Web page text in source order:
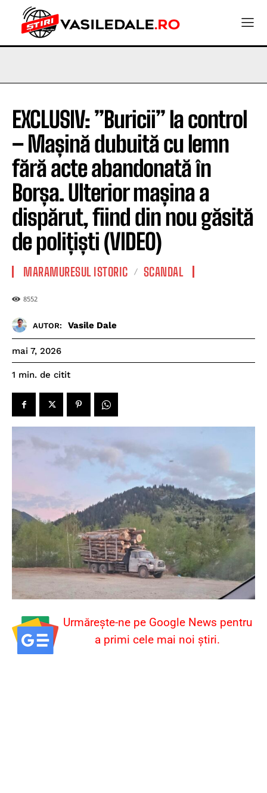
EXCLUSIV: ”Buricii” la control
– Mașină dubuită cu lemn
fără acte abandonată în
Borșa. Ulterior mașina a
dispărut, fiind din nou găsită
de polițiști (VIDEO)
MARAMURESUL ISTORIC SCANDAL
8552
AUTOR: Vasile Dale
mai 7, 2026
1 min. de citit
Urmărește-ne pe Google News pentru
a primi cele mai noi știri.